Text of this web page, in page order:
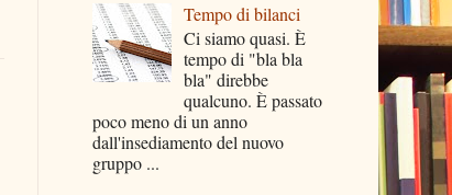
Tempo di bilanci
Ci siamo quasi. È
tempo di "bla bla
bla" direbbe
qualcuno. È passato
poco meno di un anno
dall'insediamento del nuovo
gruppo ...